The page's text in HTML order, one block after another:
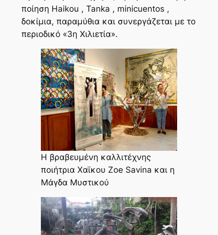
ποίηση Haikou , Tanka , minicuentos ,
δοκίμια, παραμύθια και συνεργάζεται με το
περιοδικό «3η Χιλιετία».
H βραβευμένη καλλιτέχνης
ποιήτρια Χαϊκου Zoe Savina και η
Μάγδα Μυστικού